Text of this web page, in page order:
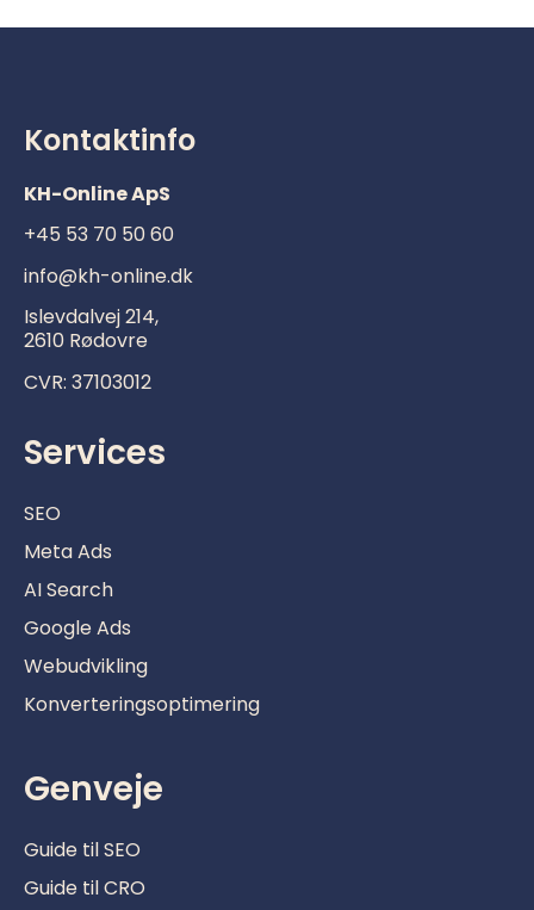
Kontaktinfo
KH-Online ApS
+45 53 70 50 60
info@kh-online.dk
Islevdalvej 214,
2610 Rødovre
CVR: 37103012
Services
SEO
Meta Ads
AI Search
Google Ads
Webudvikling
Konverteringsoptimering
Genveje
Guide til SEO
Guide til CRO